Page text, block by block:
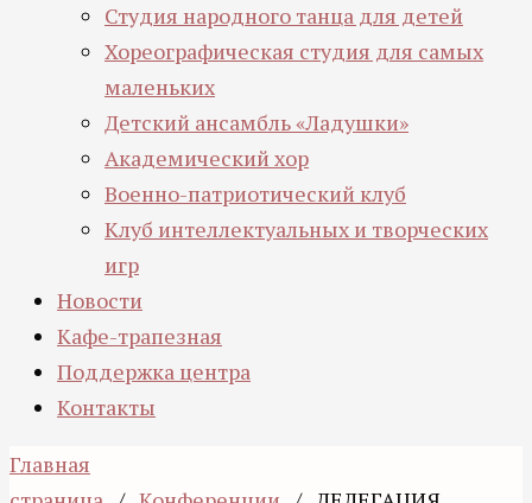
Студия народного танца для детей
Хореографическая студия для самых
маленьких
Детский ансамбль «Ладушки»
Академический хор
Военно-патриотический клуб
Клуб интеллектуальных и творческих
игр
Новости
Кафе-трапезная
Поддержка центра
Контакты
Главная